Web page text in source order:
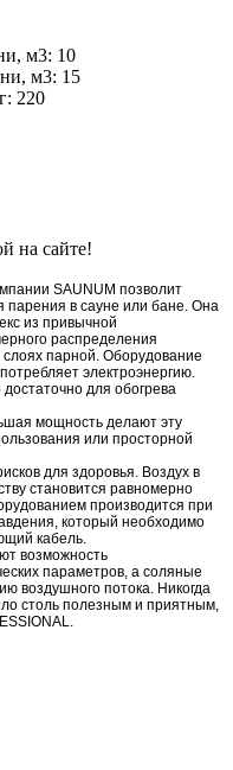
м3: 10
м3: 15
220
на сайте!
SAUNUM позволит
парения в сауне или бане. Она
из привычной
распределения
парной. Оборудование
электроэнергию.
для обогрева
мощность делают эту
или просторной
для здоровья. Воздух в
становится равномерно
производится при
который необходимо
кабель.
возможность
параметров, а соляные
воздушного потока. Никогда
столь полезным и приятным,
.